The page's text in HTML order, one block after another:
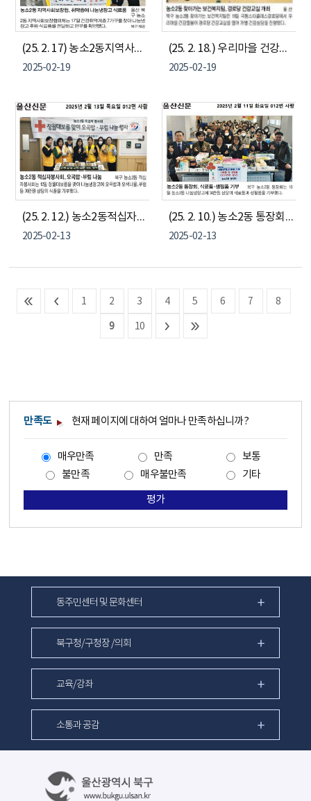
(25. 2. 17) 농소2동지역사회보장협의체 "찾아가는 나눔냉장고"
2025-02-19
(25. 2. 18.) 우리마을 건강돌봄이(극동스타클래스 경로당) - 농소2동 경로당 건강교실
2025-02-19
(25. 2. 12.) 농소2동적십자봉사회- 정월대보름 맞이 오곡밥, 부럼 나눔냉장고 기부
2025-02-13
(25. 2. 10.) 농소2동 통장회 - 농소2동나눔냉장고 식료품 및 생필품 기부
2025-02-13
1 2 3 4 5 6 7 8
9 10
만족도 현재 페이지에 대하여 얼마나 만족하십니까?
매우만족 만족
보통
불만족
매우불만족 기타
평가
동주민센터 및 문화센터
북구청/구청장 /의회
교육/강좌
소통과 공감